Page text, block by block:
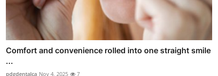
Comfort and convenience rolled into one straight smile
...
pdgdentalca Nov 4, 2025 7